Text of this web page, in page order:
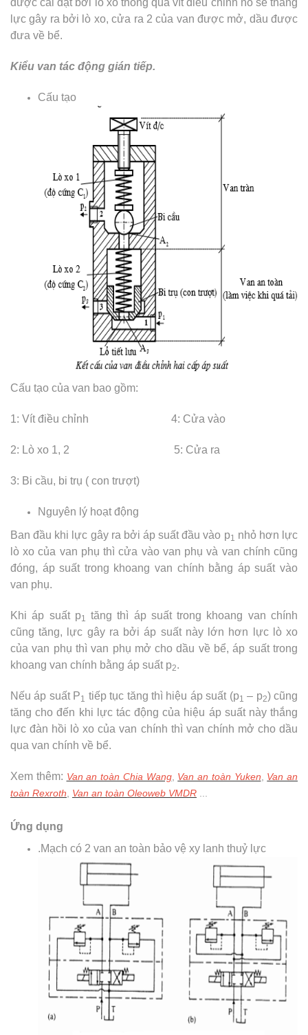
được cài đặt bởi lò xo thông qua vít điều chỉnh nó sẽ thắng
lực gây ra bởi lò xo, cửa ra 2 của van được mở, dầu được
đưa về bể.
Kiểu van tác động gián tiếp.
Cấu tạo
Cấu tạo của van bao gồm:
1: Vít điều chỉnh 4: Cửa vào
2: Lò xo 1, 2 5: Cửa ra
3: Bi cầu, bi trụ ( con trượt)
Nguyên lý hoạt động
Ban đầu khi lực gây ra bởi áp suất đầu vào p1 nhỏ hơn lực
lò xo của van phụ thì cửa vào van phụ và van chính cũng
đóng, áp suất trong khoang van chính bằng áp suất vào
van phụ.
Khi áp suất p1 tăng thì áp suất trong khoang van chính
cũng tăng, lực gây ra bởi áp suất này lớn hơn lực lò xo
của van phụ thì van phụ mở cho dầu về bể, áp suất trong
khoang van chính bằng áp suất p2.
Nếu áp suất P1 tiếp tục tăng thì hiệu áp suất (p1 – p2) cũng
tăng cho đến khi lực tác động của hiệu áp suất này thắng
lực đàn hồi lò xo của van chính thì van chính mở cho dầu
qua van chính về bể.
Xem thêm: Van an toàn Chia Wang, Van an toàn Yuken, Van an
toàn Rexroth, Van an toàn Oleoweb VMDR ...
Ứng dụng
.Mạch có 2 van an toàn bảo vệ xy lanh thuỷ lực